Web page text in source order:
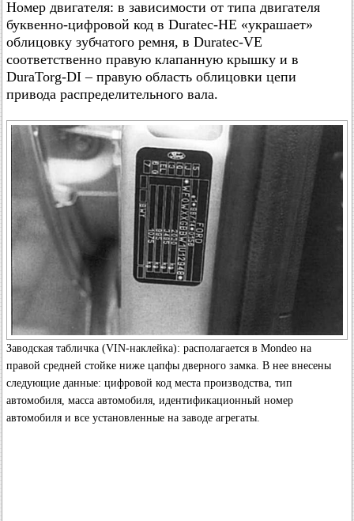
Номер двигателя: в зависимости от типа двигателя
буквенно-цифровой код в Duratec-HE «украшает»
облицовку зубчатого ремня, в Duratec-VE
соответственно правую клапанную крышку и в
DuraTorg-DI – правую область облицовки цепи
привода распределительного вала.
Заводская табличка (VIN-наклейка): располагается в Mondeo на
правой средней стойке ниже цапфы дверного замка. В нее внесены
следующие данные: цифровой код места производства, тип
автомобиля, масса автомобиля, идентификационный номер
автомобиля и все установленные на заводе агрегаты.